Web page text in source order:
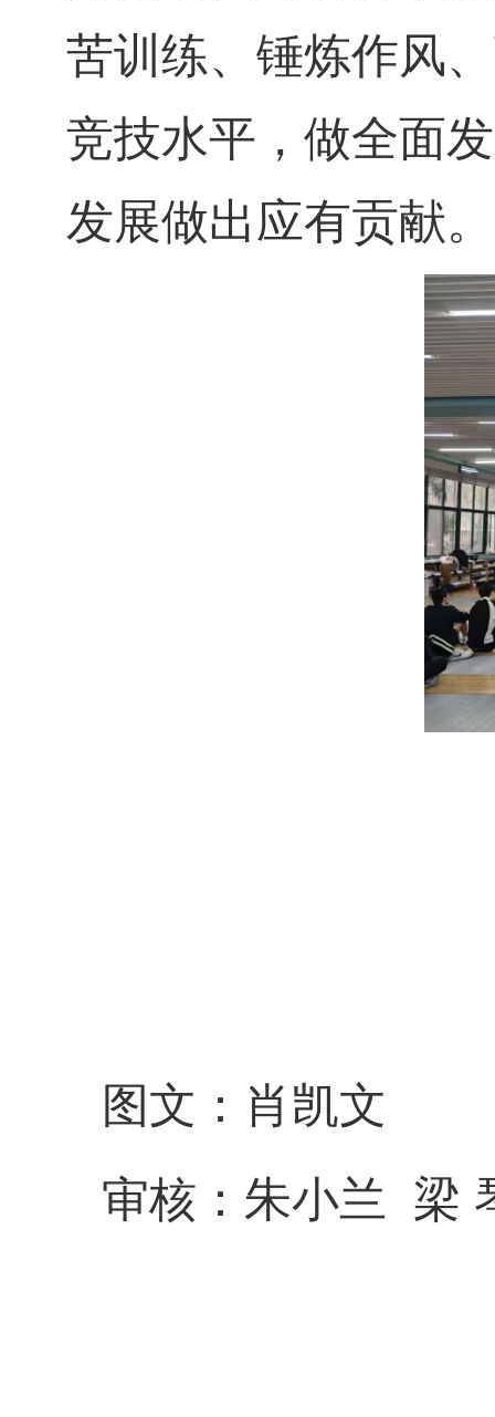
苦训练、锤炼作风
竞技水平，做全面
发展做出应有贡献。
图文：肖凯文
审核：朱小兰 梁